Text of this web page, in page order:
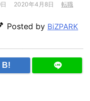
2020年4月8日 転職
Posted by BiZPARK
B!